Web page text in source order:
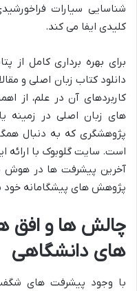
شناسایی سیارات
کلیدی ایفا می کند.
برای بهره برداری کامل از
دانلود کتاب زبان اصلی و
کاربردهای آن در علم، از
های زبان اصلی در زمینه
پژوهشگری که به دنبال
است. سایت گلوبوک با ارائه
آخرین پیشرفت ها در هوش
پژوهش های پیشگامانه خود
چالش ها و افق
های دانشگاهی
با وجود پیشرفت های